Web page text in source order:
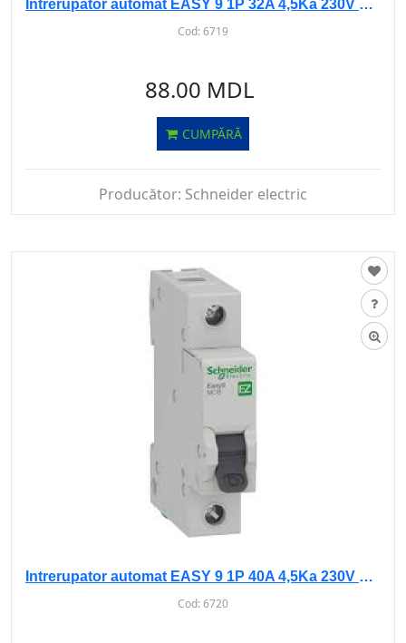
Intrerupator automat EASY 9 1P 32A 4,5Ka 230V curba B
Cod:6719
88.00 MDL
CUMPĂRĂ
Producător: Schneider electric
Intrerupator automat EASY 9 1P 40A 4,5Ka 230V curba B
Cod:6720